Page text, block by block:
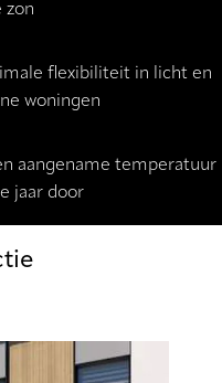
zon
flexibiliteit in licht en
woningen
aangename temperatuur
jaar door